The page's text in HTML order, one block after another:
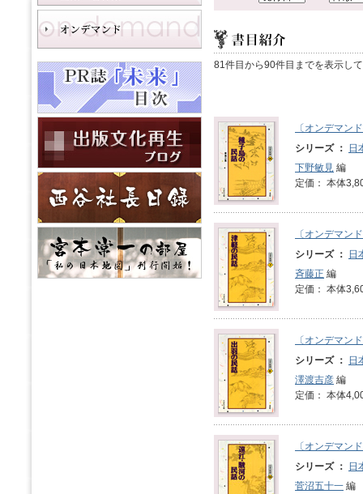
81件目から90件目までを表示し
〔オンデマン
シリーズ ：
日
下野敏見 編
定価： 本体
〔オンデマン
シリーズ ：
日
斉藤正 編
定価： 本体
〔オンデマン
シリーズ ：
日
澤渡吉彦 編
定価： 本体
〔オンデマン
シリーズ ：
日
菅沼五十一 編